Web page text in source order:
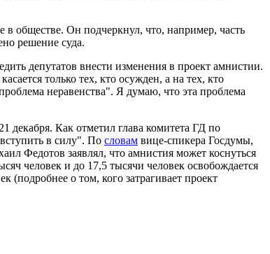
обществе. Он подчеркнул, что, например, часть
решение суда.
депутатов внести изменения в проект амнистии.
только тех, кто осужден, а на тех, кто
неравенства". Я думаю, что эта проблема
декабря. Как отметил глава комитета ГД по
в силу". По словам вице-спикера Госдумы,
Федотов заявлял, что амнистия может коснуться
человек и до 17,5 тысячи человек освобождается
о том, кого затрагивает проект